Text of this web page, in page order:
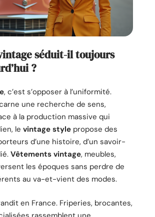
séduit-il toujours
?
, c’est s’opposer à l’uniformité.
une recherche de sens,
à la production massive qui
le vintage style propose des
d’une histoire, d’un savoir-
Vêtements vintage, meubles,
les époques sans perdre de
au va-et-vient des modes.
en France. Friperies, brocantes,